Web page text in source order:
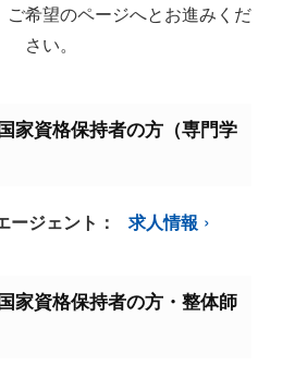
ご希望のページへとお進みくだ
さい。
家資格保持者の方（専門学
ージェント： 求人情報
家資格保持者の方・整体師